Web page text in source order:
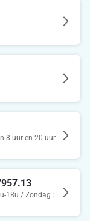
8 uur en 20 uur.
18u / Zondag :